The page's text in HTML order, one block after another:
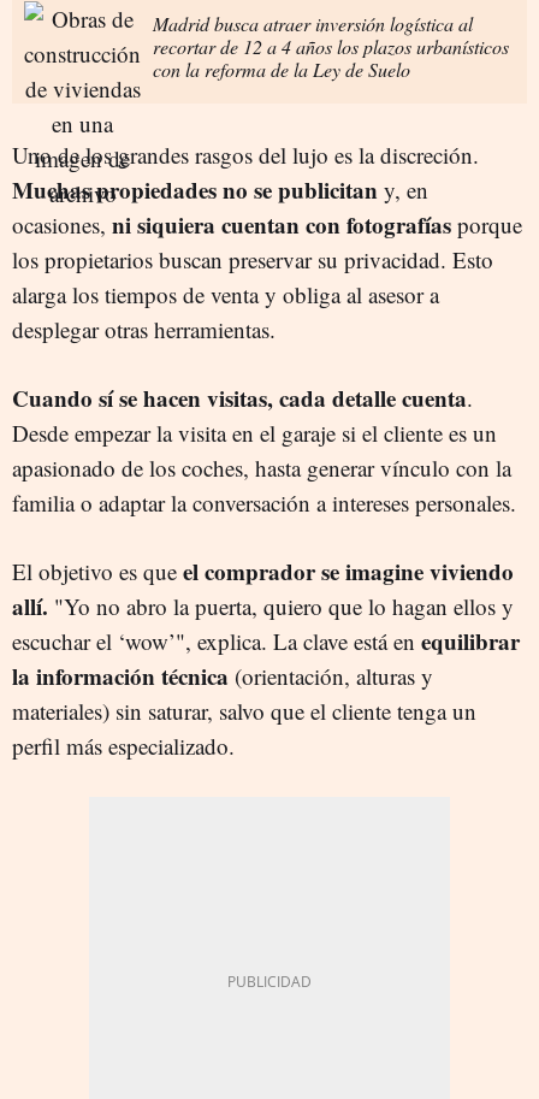
Madrid busca atraer inversión logística al
recortar de 12 a 4 años los plazos urbanísticos
con la reforma de la Ley de Suelo
Uno de los grandes rasgos del lujo es la discreción.
Muchas propiedades no se publicitan y, en
ocasiones, ni siquiera cuentan con fotografías porque
los propietarios buscan preservar su privacidad. Esto
alarga los tiempos de venta y obliga al asesor a
desplegar otras herramientas.
Cuando sí se hacen visitas, cada detalle cuenta.
Desde empezar la visita en el garaje si el cliente es un
apasionado de los coches, hasta generar vínculo con la
familia o adaptar la conversación a intereses personales.
El objetivo es que el comprador se imagine viviendo
allí. "Yo no abro la puerta, quiero que lo hagan ellos y
escuchar el ‘wow’", explica. La clave está en equilibrar
la información técnica (orientación, alturas y
materiales) sin saturar, salvo que el cliente tenga un
perfil más especializado.